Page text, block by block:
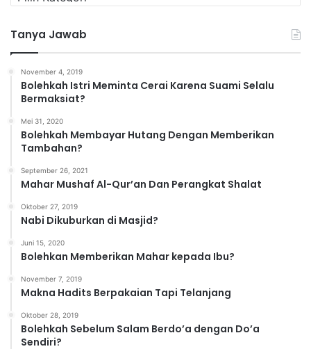
a
e
g
Tanya Jawab
November 4, 2019
Bolehkah Istri Meminta Cerai Karena Suami Selalu
Bermaksiat?
Mei 31, 2020
Bolehkah Membayar Hutang Dengan Memberikan
Tambahan?
September 26, 2021
Mahar Mushaf Al-Qur’an Dan Perangkat Shalat
Oktober 27, 2019
Nabi Dikuburkan di Masjid?
Juni 15, 2020
Bolehkan Memberikan Mahar kepada Ibu?
November 7, 2019
Makna Hadits Berpakaian Tapi Telanjang
Oktober 28, 2019
Bolehkah Sebelum Salam Berdo’a dengan Do’a
Sendiri?